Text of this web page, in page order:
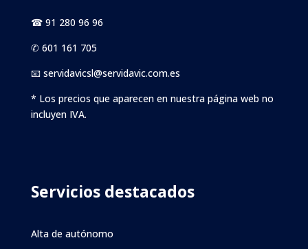
☎ 91 280 96 96
✆ 601 161 705
📧 servidavicsl@servidavic.com.es
* Los precios que aparecen en nuestra página web no
incluyen IVA.
Servicios destacados
Alta de autónomo